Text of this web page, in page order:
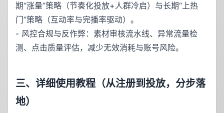
期“涨量”策略（节奏化投放+人群冷启）与长期“上热
门”策略（互动率与完播率驱动）。
- 风控合规与反作弊：素材审核流水线、异常流量检
测、点击质量评估，减少无效消耗与账号风险。
三、详细使用教程（从注册到投放，分步落
地）